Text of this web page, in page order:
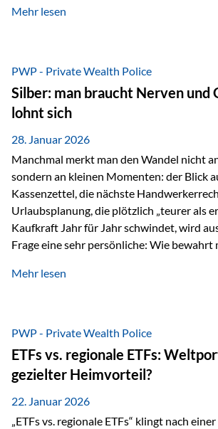
starken Anstiegen. Diese verändern
von geopolitischen Spannungen, einer
Geldmenge sowie strukturellen
Kapitalmärkten geprägt ist, bleibt Gold
Nicht, weil…
Mehr lesen
PWP - Private Wealth Police
Silber: man braucht Nerven und
lohnt sich
28. Januar 2026
Manchmal merkt man den Wandel nicht
sondern an kleinen Momenten: der Blick
Kassenzettel, die nächste
Urlaubsplanung, die plötzlich „teurer als
Kaufkraft Jahr für Jahr schwindet, wird
Frage eine sehr persönliche: Wie bewahrt
Sachwerten mit einer Investition in
gerade dann, wenn Märkte nervös
Mehr lesen
PWP - Private Wealth Police
ETFs vs. regionale ETFs:
gezielter Heimvorteil?
22. Januar 2026
„ETFs vs. regionale ETFs“ klingt nach